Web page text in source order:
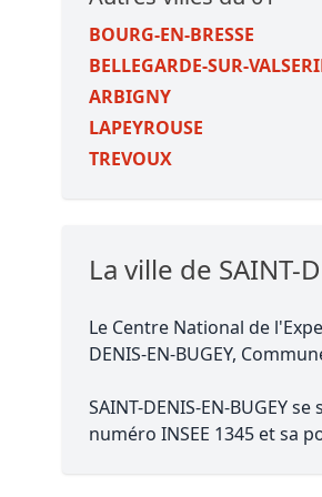
BOURG-EN-BRESSE
BELLEGARDE-SUR-
ARBIGNY
LAPEYROUSE
TREVOUX
La ville de SAINT-
Le Centre National de
DENIS-EN-BUGEY,
SAINT-DENIS-EN-BUGEY
numéro INSEE 1345 et sa